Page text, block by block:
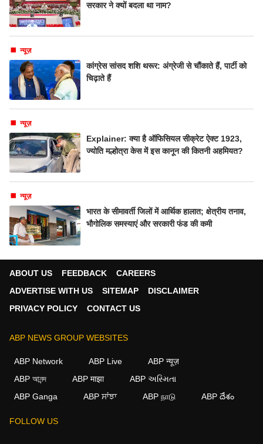
सरकार ने क्यों बदला था नाम?
न्यूज़
कांग्रेस सांसद शशि थरूर: अंग्रेजी से चौंकाते हैं, पार्टी को
चिढ़ाते हैं
न्यूज़
Explainer: क्या है ऑफिसियल सीक्रेट ऐक्ट 1923,
ज्योति मल्होत्रा केस में इस कानून की कितनी अहमियत?
न्यूज़
भारत के सीमावर्ती जिलों में आर्थिक हालात; क्षेत्रीय तनाव,
भौगोलिक समस्याएं और सरकारी फंड की कमी
ABOUT US FEEDBACK
CAREERS
ADVERTISE WITH US
SITEMAP
DISCLAIMER
PRIVACY POLICY
CONTACT US
ABP NEWS GROUP WEBSITES
ABP Network ABP Live
ABP न्यूज़
ABP আনন্দ
ABP माझा
ABP અસ્મિતા
ABP Ganga
ABP ਸਾਂਝਾ ABP நாடு ABP దేశం
FOLLOW US